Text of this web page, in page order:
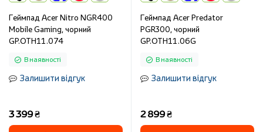
Геймпад Acer Nitro NGR400
Mobile Gaming, чорний
GP.OTH11.074
В наявності
Залишити відгук
3 399 ₴
Геймпад Acer Predator
PGR300, чорний
GP.OTH11.06G
В наявності
Залишити відгук
2 899 ₴